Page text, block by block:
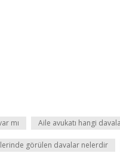
mı Aile avukatı hangi
görülen davalar nelerdir